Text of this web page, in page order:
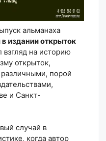
альманаха
издании открыток
взгляд на историю
открыток,
порой
и Санкт-
случай в
когда автор